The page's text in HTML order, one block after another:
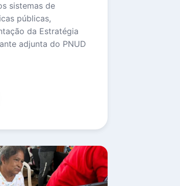
sistemas de
públicas,
da Estratégia
adjunta do PNUD